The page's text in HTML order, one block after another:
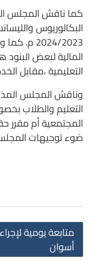
كما ناقش المجلس
البكالوريوس
2024/
المالية لبعض
التعليمية ،مقابل
وناقش المجلس
التعليم والطلاب
المجتمعية أم مقرر
ضوء توجيهات
متابعة يومية
أسوان